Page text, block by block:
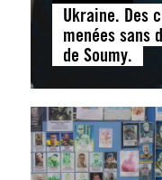
Ukraine. Des
menées sans
de Soumy.